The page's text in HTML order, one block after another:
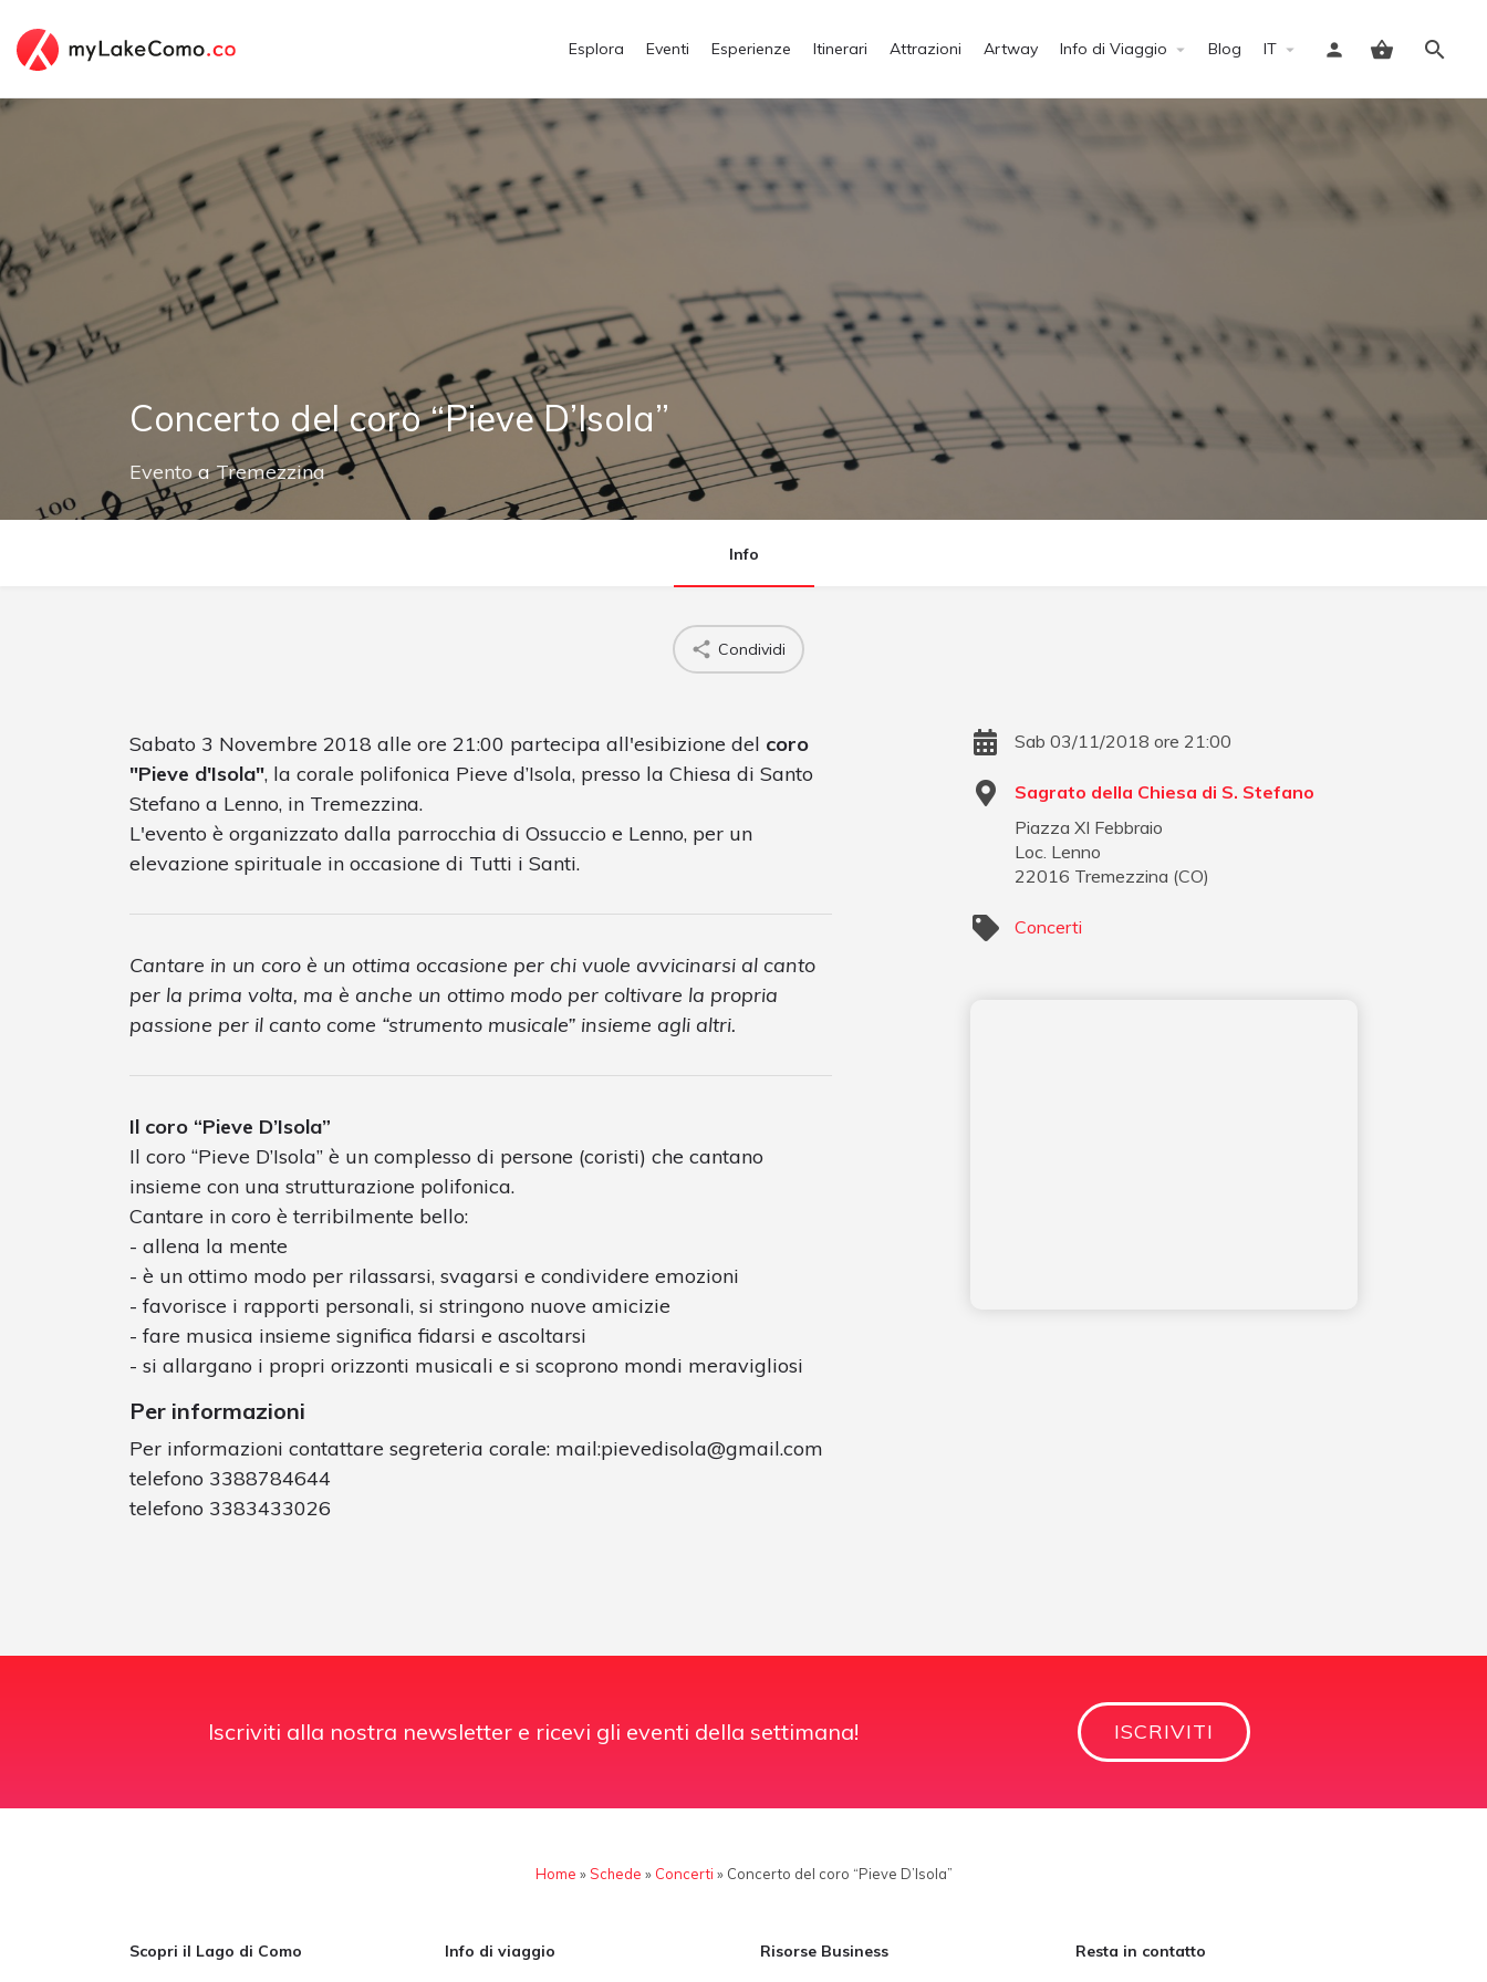
Esplora Eventi Esperienze Itinerari Attrazioni Artway Info di Viaggio Blog IT
Accedi
Concerto del coro “Pieve D’Isola”
EventoaTremezzina
Info
Condividi
Sabato 3 Novembre 2018 alle ore 21:00 partecipa all'esibizione del coro
"Pieve d'Isola", la corale polifonica Pieve d’Isola, presso la Chiesa di Santo
Stefano a Lenno, in Tremezzina.
L'evento è organizzato dalla parrocchia di Ossuccio e Lenno, per un
elevazione spirituale in occasione di Tutti i Santi.
Cantare in un coro è un ottima occasione per chi vuole avvicinarsi al canto
per la prima volta, ma è anche un ottimo modo per coltivare la propria
passione per il canto come “strumento musicale” insieme agli altri.
Il coro “Pieve D’Isola”
Il coro “Pieve D’Isola” è un complesso di persone (coristi) che cantano
insieme con una strutturazione polifonica.
Cantare in coro è terribilmente bello:
- allena la mente
- è un ottimo modo per rilassarsi, svagarsi e condividere emozioni
- favorisce i rapporti personali, si stringono nuove amicizie
- fare musica insieme significa fidarsi e ascoltarsi
- si allargano i propri orizzonti musicali e si scoprono mondi meravigliosi
Per informazioni
Per informazioni contattare segreteria corale: mail:pievedisola@gmail.com
telefono 3388784644
telefono 3383433026
Sab 03/11/2018 ore 21:00
Sagrato della Chiesa di S. Stefano
Piazza XI Febbraio
Loc. Lenno
22016 Tremezzina (CO)
Concerti
Iscriviti alla nostra newsletter e ricevi gli eventi della settimana! ISCRIVITI
Home »Schede » Concerti » Concerto del coro “Pieve D’Isola”
Scopri il Lago di Como
Info di viaggio
Risorse Business
Resta in contatto